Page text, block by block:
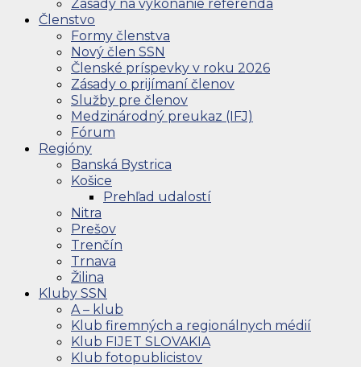
Zásady na vykonanie referenda
Členstvo
Formy členstva
Nový člen SSN
Členské príspevky v roku 2026
Zásady o prijímaní členov
Služby pre členov
Medzinárodný preukaz (IFJ)
Fórum
Regióny
Banská Bystrica
Košice
Prehľad udalostí
Nitra
Prešov
Trenčín
Trnava
Žilina
Kluby SSN
A – klub
Klub firemných a regionálnych médií
Klub FIJET SLOVAKIA
Klub fotopublicistov